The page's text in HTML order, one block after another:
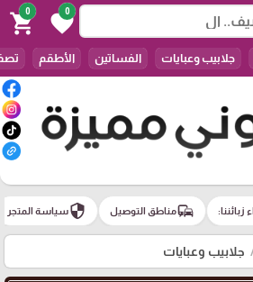
0
favorite
0
shopping_cart
جلابيب وعبايات الفساتين الأطقم
زبائننا: commuteمناطق التوصيل securityسياسة المتجر
جلابيب وعبايات